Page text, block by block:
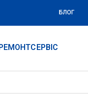
БЛОГ
СЕРВІС